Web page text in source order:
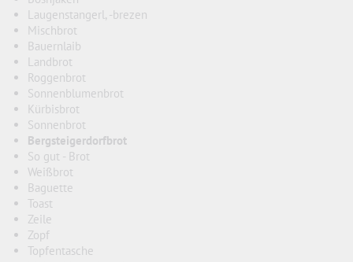
Laugenstangerl, -brezen
Mischbrot
Bauernlaib
Landbrot
Roggenbrot
Sonnenblumenbrot
Kürbisbrot
Sonnenbrot
Bergsteigerdorfbrot
So gut - Brot
Weißbrot
Baguette
Toast
Zeile
Zopf
Topfentasche